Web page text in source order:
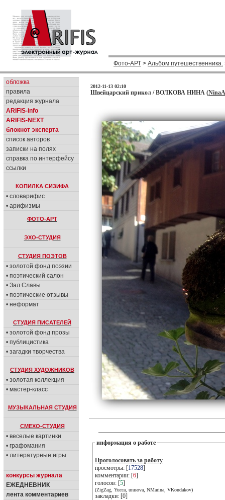
Фото-АРТ > Альбом путешественника.
обложка
правила
редакция журнала
ARIFIS-info
ARIFIS-NEXT
блокнот эксперта
список авторов
записки на полях
справка по интерфейсу
ссылки
КОПИЛКА СИЗИФА
• словарифис
• арифизмы
ФОТО-АРТ
ЭХО-СТУДИЯ
СТУДИЯ ПОЭТОВ
• золотой фонд поэзии
• поэтический салон
• Зал Славы
• поэтические отзывы
• неформат
СТУДИЯ ПИСАТЕЛЕЙ
• золотой фонд прозы
• публицистика
• загадки творчества
СТУДИЯ ХУДОЖНИКОВ
• золотая коллекция
• мастер-класс
МУЗЫКАЛЬНАЯ СТУДИЯ
СМЕХО-СТУДИЯ
• веселые картинки
• графомания
• литературные игры
конкурсы журнала
ЕЖЕДНЕВНИК
лента комментариев
2012-11-13 02:10
Швейцарский прикол / ВОЛКОВА НИНА (
информация о работе
Проголосовать за работу
просмотры: [17528]
комментарии: [6]
голосов: [5]
(ZigZag, Yucca, urasova, NMarina, VKondakov)
закладки: [0]